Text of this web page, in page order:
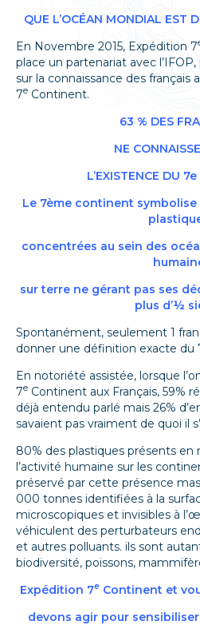
QUE L’OCÉAN MONDIAL EST
En Novembre 2015, Expédition 7
place un partenariat avec
sur la connaissance des français
7e Continent.
63 % DES
NE
L’EXISTENCE DU
Le 7ème continent
concentrées au sein des
sur terre ne gérant pas ses
plus d’½
Spontanément, seulement 1
donner une définition exacte du
En notoriété assistée, lorsque
7e Continent aux Français, 59%
déjà entendu parlé mais 26%
savaient pas vraiment de quoi il
80% des plastiques présents
l’activité humaine sur les
préservé par cette présence
000 tonnes identifiées à la
microscopiques et invisibles à
véhiculent des perturbateurs
et autres polluants. ils sont
biodiversité, poissons,
Expédition 7e Continent et
devons agir pour